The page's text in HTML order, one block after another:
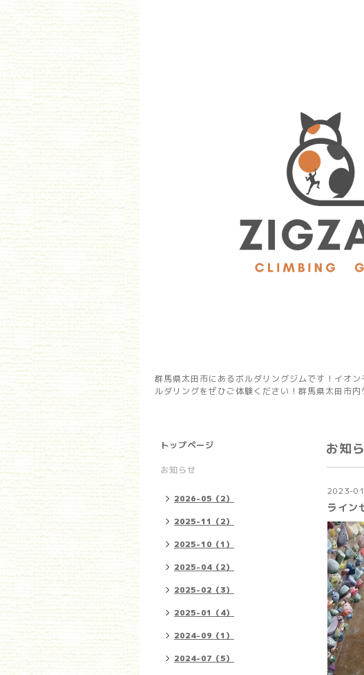
群馬県太田市にあるボルダリングジムです！イオ
ルダリングをぜひご体験ください！群馬県太田市
お知
2023-
ライン
トップページ
お知らせ
2026-05（2）
2025-11（2）
2025-10（1）
2025-04（2）
2025-02（3）
2025-01（4）
2024-09（1）
2024-07（5）